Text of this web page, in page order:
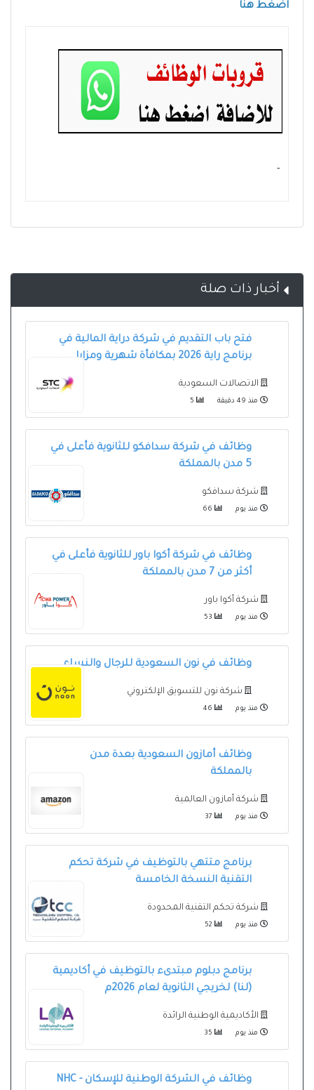
اضغط هنا
- ‏
أخبار ذات صلة
فتح باب التقديم في شركة دراية المالية في
برنامج راية 2026 بمكافأة شهرية ومزايا
الاتصالات السعودية
منذ 49 دقيقة
وظائف في شركة سدافكو للثانوية فأعلى في
5 مدن بالمملكة
شركة سدافكو
منذ يوم
وظائف في شركة أكوا باور للثانوية فأعلى في
أكثر من 7 مدن بالمملكة
شركة أكوا باور
منذ يوم
وظائف في نون السعودية للرجال والنساء
شركة نون للتسويق الإلكتروني
منذ يوم
وظائف أمازون السعودية بعدة مدن
بالمملكة
شركة أمازون العالمية
منذ يوم
برنامج متتهي بالتوظيف في شركة تحكم
التقنية النسخة الخامسة
شركة تحكم التقنية المحدودة
منذ يوم
برنامج دبلوم مبتدىء بالتوظيف في أكاديمية
(لنا) لخريجي الثانوية لعام 2026م
الأكاديمية الوطنية الرائدة
منذ يوم
وظائف في الشركة الوطنية للإسكان - NHC